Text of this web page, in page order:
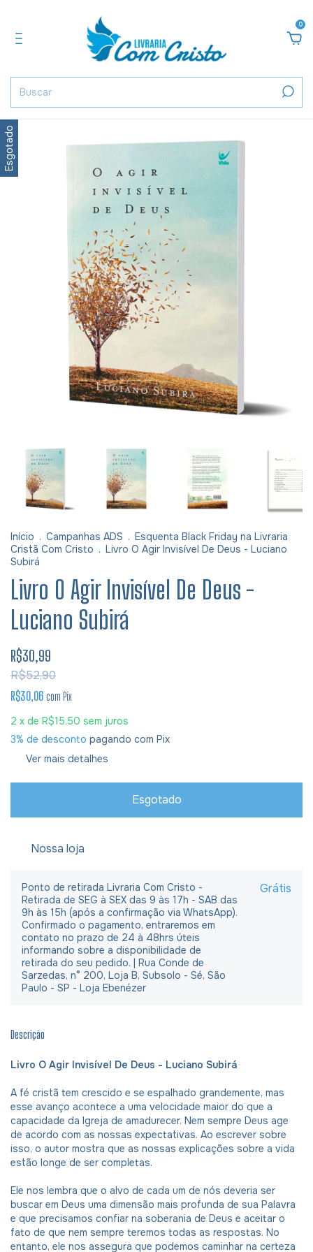
0
Esgotado
Início . Campanhas ADS . Esquenta Black Friday na Livraria
Cristã Com Cristo . Livro O Agir Invisível De Deus - Luciano
Subirá
Livro O Agir Invisível De Deus -
Luciano Subirá
R$30,99
R$52,90
R$30,06 com Pix
2 x de R$15,50 sem juros
3% de desconto pagando com Pix
Ver mais detalhes
Nossa loja
Ponto de retirada Livraria Com Cristo -
Retirada de SEG à SEX das 9 às 17h - SAB das
9h às 15h (após a confirmação via WhatsApp).
Confirmado o pagamento, entraremos em
contato no prazo de 24 à 48hrs úteis
informando sobre a disponibilidade de
retirada do seu pedido. | Rua Conde de
Sarzedas, n° 200, Loja B, Subsolo - Sé, São
Paulo - SP - Loja Ebenézer
Grátis
Descrição
Livro O Agir Invisível De Deus - Luciano Subirá
A fé cristã tem crescido e se espalhado grandemente, mas
esse avanço acontece a uma velocidade maior do que a
capacidade da Igreja de amadurecer. Nem sempre Deus age
de acordo com as nossas expectativas. Ao escrever sobre
isso, o autor mostra que as nossas explicações sobre a vida
estão longe de ser completas.
Ele nos lembra que o alvo de cada um de nós deveria ser
buscar em Deus uma dimensão mais profunda de sua Palavra
e que precisamos confiar na soberania de Deus e aceitar o
fato de que nem sempre teremos todas as respostas. No
entanto, ele nos assegura que podemos caminhar na certeza